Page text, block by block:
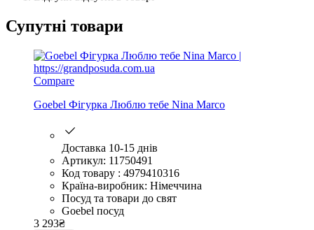
Супутні товари
Compare
Goebel Фігурка Люблю тебе Nina Marco
Доставка 10-15 днів
Артикул: 11750491
Код товару : 4979410316
Країна-виробник: Німеччина
Посуд та товари до свят
Goebel посуд
3 293₴